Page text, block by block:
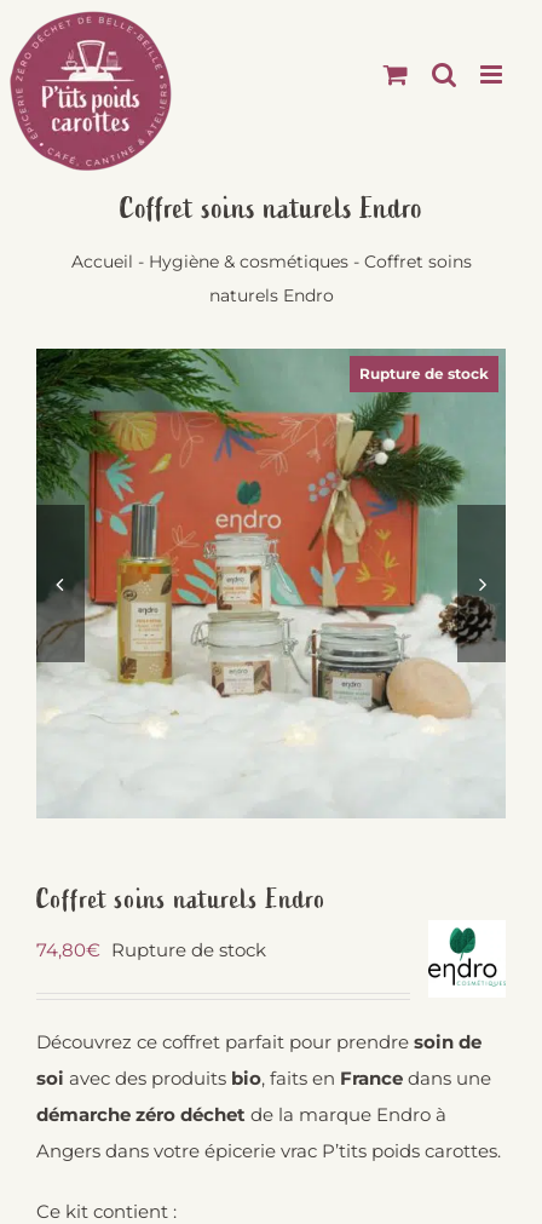
Passer
au
contenu
Coffret soins naturels Endro
Accueil - Hygiène & cosmétiques- Coffret soins
naturels Endro
Coffret soins naturels Endro
74,80€
Rupture de stock
Rupture de stock
Découvrez ce coffret parfait pour prendre soin de
soi avec des produits bio, faits en France dans une
démarche zéro déchet de la marque Endro à
Angers dans votre épicerie vrac P’tits poids carottes.
Ce kit contient :